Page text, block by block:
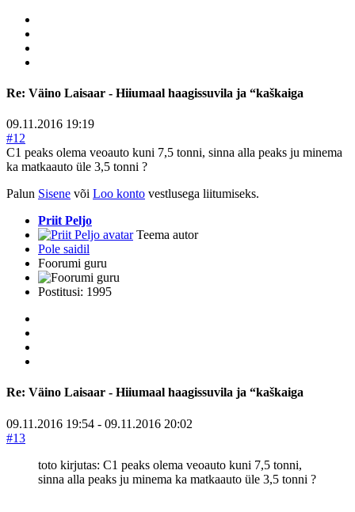
Re: Väino Laisaar - Hiiumaal haagissuvila ja “kaškaiga
09.11.2016 19:19
#12
C1 peaks olema veoauto kuni 7,5 tonni, sinna alla peaks ju minema
ka matkaauto üle 3,5 tonni ?
Palun Sisene või Loo konto vestlusega liitumiseks.
Priit Peljo
Teema autor
Pole saidil
Foorumi guru
Postitusi: 1995
Re: Väino Laisaar - Hiiumaal haagissuvila ja “kaškaiga
09.11.2016 19:54 - 09.11.2016 20:02
#13
toto kirjutas: C1 peaks olema veoauto kuni 7,5 tonni,
sinna alla peaks ju minema ka matkaauto üle 3,5 tonni ?